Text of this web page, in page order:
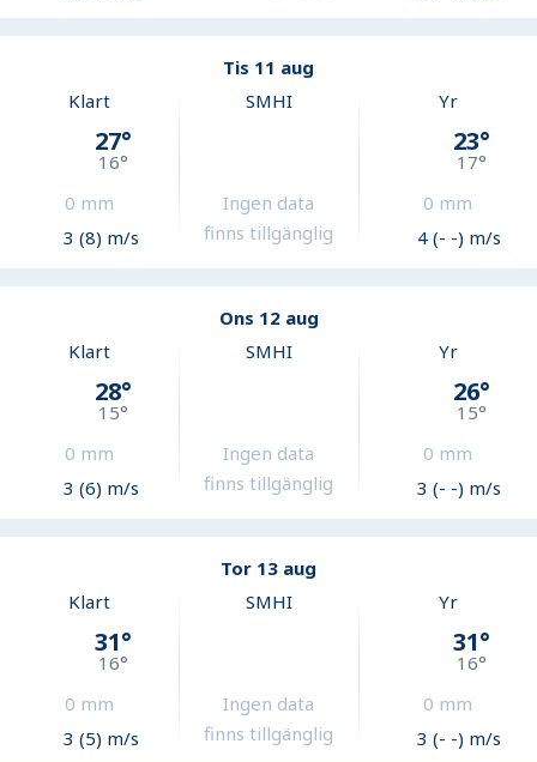
Tis 11 aug
Klart
27°
16°
0 mm
3 (8) m/s
SMHI
Ingen data
finns tillgänglig
Yr
23°
17°
0 mm
4 (- -) m/s
Ons 12 aug
Klart
28°
15°
0 mm
3 (6) m/s
SMHI
Ingen data
finns tillgänglig
Yr
26°
15°
0 mm
3 (- -) m/s
Tor 13 aug
Klart
31°
16°
0 mm
3 (5) m/s
SMHI
Ingen data
finns tillgänglig
Yr
31°
16°
0 mm
3 (- -) m/s